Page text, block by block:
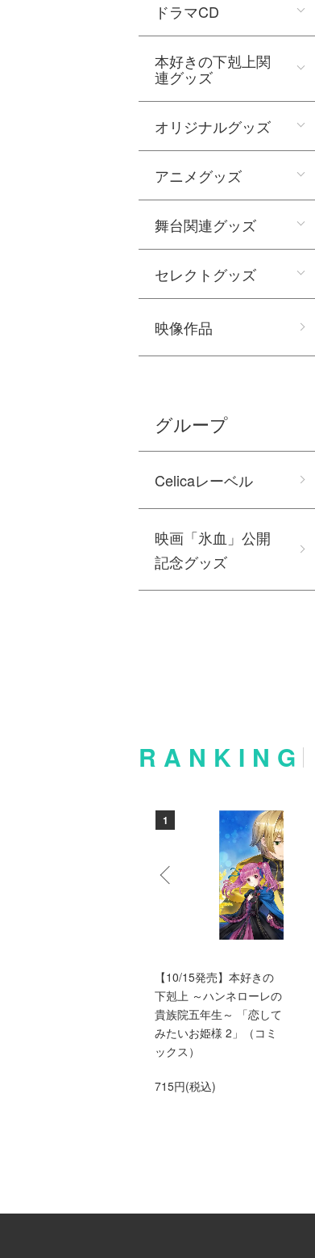
ドラマCD
本好きの下剋上関
連グッズ
オリジナルグッズ
アニメグッズ
舞台関連グッズ
セレクトグッズ
映像作品
グループ
Celicaレーベル
映画「氷血」公開
記念グッズ
RANKING
1
【10/15発売】本好きの
下剋上 ～ハンネローレの
貴族院五年生～ 「恋して
みたいお姫様 2」（コミ
ックス）
715円(税込)